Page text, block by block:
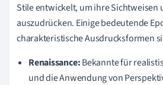
Stile entwickelt, um ihre Sichtweisen
auszudrücken. Einige bedeutende
charakteristische Ausdrucksformen
Renaissance:Bekannte für
und die Anwendung von